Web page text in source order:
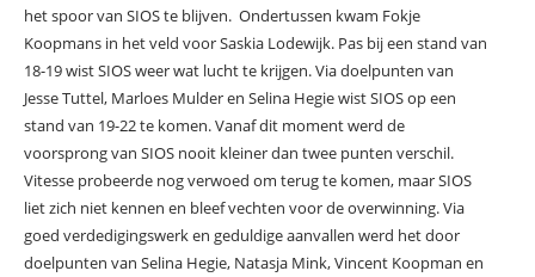
het spoor van SIOS te blijven. Ondertussen kwam Fokje
Koopmans in het veld voor Saskia Lodewijk. Pas bij een stand van
18-19 wist SIOS weer wat lucht te krijgen. Via doelpunten van
Jesse Tuttel, Marloes Mulder en Selina Hegie wist SIOS op een
stand van 19-22 te komen. Vanaf dit moment werd de
voorsprong van SIOS nooit kleiner dan twee punten verschil.
Vitesse probeerde nog verwoed om terug te komen, maar SIOS
liet zich niet kennen en bleef vechten voor de overwinning. Via
goed verdedigingswerk en geduldige aanvallen werd het door
doelpunten van Selina Hegie, Natasja Mink, Vincent Koopman en